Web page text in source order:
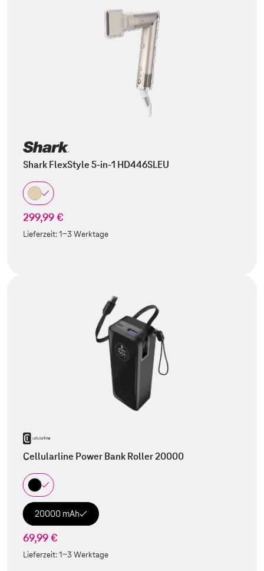
Shark FlexStyle 5-in-1 HD446SLEU
299,99 €
Lieferzeit:1-3 Werktage
Cellularline Power Bank Roller 20000
20000 mAh
69,99 €
Lieferzeit:1-3 Werktage